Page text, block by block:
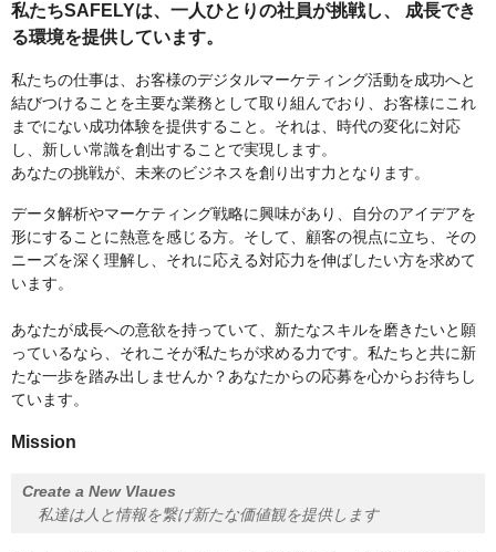
私たちSAFELYは、一人ひとりの社員が挑戦し、
成長でき
る環境を提供しています。
私たちの仕事は、お客様のデジタルマーケティング活動を成功へと
結びつけることを主要な業務として取り組んでおり、お客様にこれ
までにない成功体験を提供すること。それは、時代の変化に対応
し、新しい常識を創出することで実現します。
あなたの挑戦が、未来のビジネスを創り出す力となります。
データ解析やマーケティング戦略に興味があり、自分のアイデアを
形にすることに熱意を感じる方。そして、顧客の視点に立ち、その
ニーズを深く理解し、それに応える対応力を伸ばしたい方を求めて
います。
あなたが成長への意欲を持っていて、新たなスキルを磨きたいと願
っているなら、それこそが私たちが求める力です。私たちと共に新
たな一歩を踏み出しませんか？あなたからの応募を心からお待ちし
ています。
Mission
Create a New Vlaues
私達は人と情報を繋げ新たな価値観を提供します